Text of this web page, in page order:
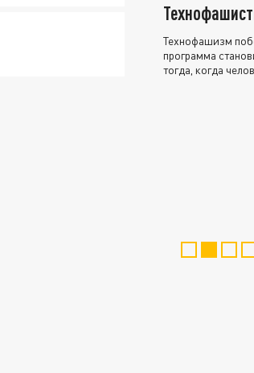
Технофашизм
программа
тогда, когда